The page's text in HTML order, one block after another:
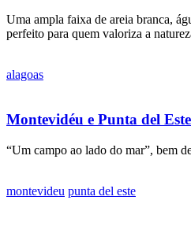
Uma ampla faixa de areia branca,
perfeito para quem valoriza a
alagoas
Montevidéu e Punta del
“Um campo ao lado do mar”, bem
montevideu punta del este